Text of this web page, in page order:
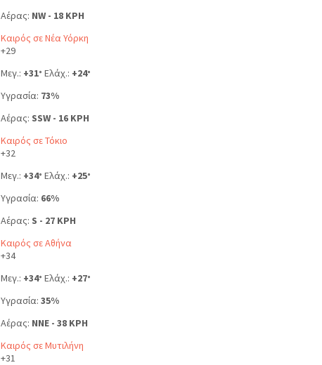
Αέρας: NW - 18 KPH
Καιρός σε Νέα Υόρκη
+29
Μεγ.: +31° Ελάχ.: +24°
Υγρασία: 73%
Αέρας: SSW - 16 KPH
Καιρός σε Τόκιο
+32
Μεγ.: +34° Ελάχ.: +25°
Υγρασία: 66%
Αέρας: S - 27 KPH
Καιρός σε Αθήνα
+34
Μεγ.: +34° Ελάχ.: +27°
Υγρασία: 35%
Αέρας: NNE - 38 KPH
Καιρός σε Μυτιλήνη
+31